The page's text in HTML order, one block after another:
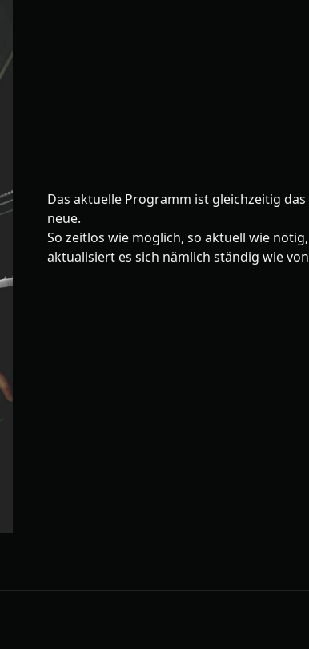
Das aktuelle Programm ist gleichzeitig das
neue.
So zeitlos wie möglich, so aktuell wie
aktualisiert es sich nämlich ständig wie